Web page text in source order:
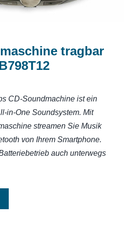
tragbar
CD-Soundmachine ist ein
in-One Soundsystem. Mit
streamen Sie Musik
von Ihrem Smartphone.
auch unterwegs